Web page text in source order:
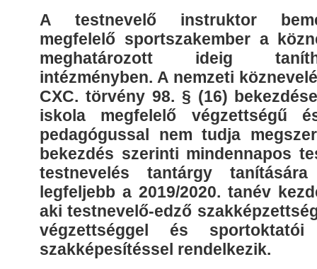
A testnevelő instruktor
megfelelő sportszakember a
meghatározott ideig
intézményben. A nemzeti
CXC. törvény 98. § (16)
iskola megfelelő végzettségű
pedagógussal nem tudja
bekezdés szerinti mindennapos
testnevelés tantárgy
legfeljebb a 2019/2020. tanév
aki testnevelő-edző
végzettséggel és
szakképesítéssel rendelkezik.